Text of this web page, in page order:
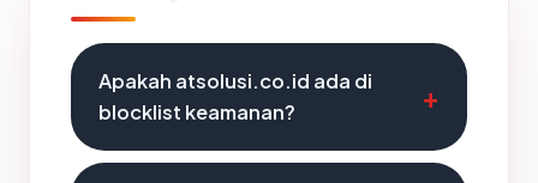
Apakah atsolusi.co.id ada di
blocklist keamanan?